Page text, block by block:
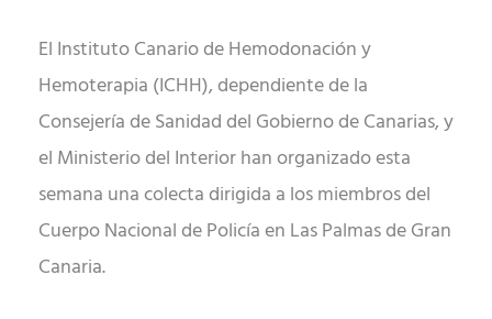
El Instituto Canario de Hemodonación y
Hemoterapia (ICHH), dependiente de la
Consejería de Sanidad del Gobierno de Canarias, y
el Ministerio del Interior han organizado esta
semana una colecta dirigida a los miembros del
Cuerpo Nacional de Policía en Las Palmas de Gran
Canaria.